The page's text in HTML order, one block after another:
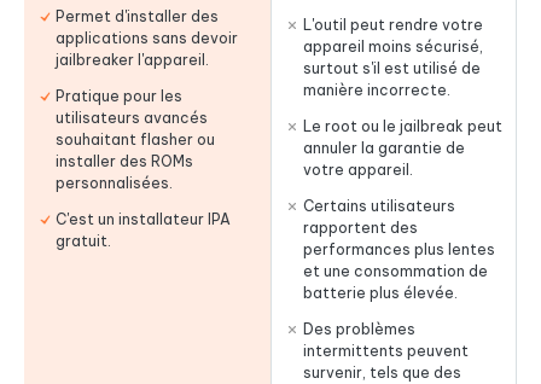
Permet d'installer des
applications sans devoir
jailbreaker l'appareil.
Pratique pour les
utilisateurs avancés
souhaitant flasher ou
installer des ROMs
personnalisées.
C'est un installateur IPA
gratuit.
L'outil peut rendre votre
appareil moins sécurisé,
surtout s'il est utilisé de
manière incorrecte.
Le root ou le jailbreak peut
annuler la garantie de
votre appareil.
Certains utilisateurs
rapportent des
performances plus lentes
et une consommation de
batterie plus élevée.
Des problèmes
intermittents peuvent
survenir, tels que des